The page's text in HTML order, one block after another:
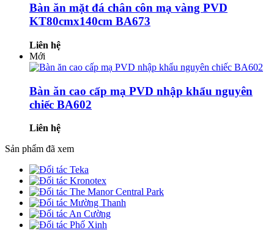
Bàn ăn mặt đá chân côn mạ vàng PVD
KT80cmx140cm BA673
Liên hệ
Mới
Bàn ăn cao cấp mạ PVD nhập khẩu nguyên
chiếc BA602
Liên hệ
Sản phẩm đã xem